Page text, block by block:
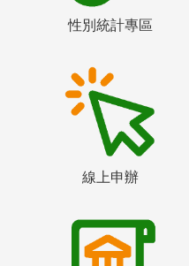
性別統計專區
線上申辦